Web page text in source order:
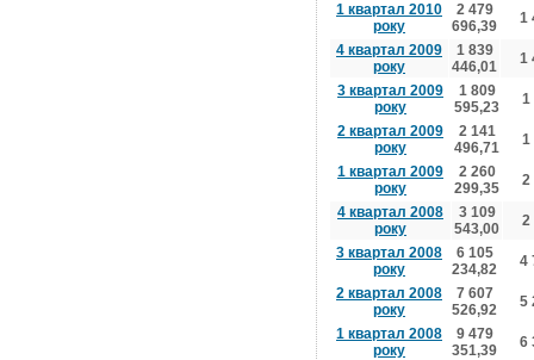
1 квартал 2010
року
2 479
696,39
1
4 квартал 2009
року
1 839
446,01
1
3 квартал 2009
року
1 809
595,23
1
2 квартал 2009
року
2 141
496,71
1
1 квартал 2009
року
2 260
299,35
2
4 квартал 2008
року
3 109
543,00
2
3 квартал 2008
року
6 105
234,82
4
2 квартал 2008
року
7 607
526,92
5
1 квартал 2008
року
9 479
351,39
6